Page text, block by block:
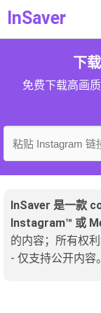
InSaver
下
免费下载高画
InSaver 是一款
Instagram™ 或
的内容；所有权
- 仅支持公开内容